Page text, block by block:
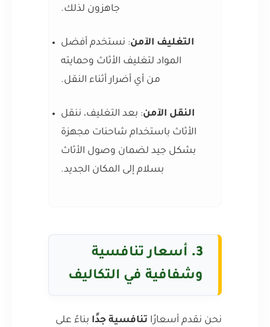
جاهزون لذلك.
التغليف الآمن: نستخدم أفضل
المواد لتغليف الأثاث وحمايته
من أي أضرار أثناء النقل.
النقل الآمن: بعد التغليف، ننقل
الأثاث باستخدام شاحنات مجهزة
بشكل جيد لضمان وصول الأثاث
بسلام إلى المكان الجديد.
3.
أسعار تنافسية
وشفافية في التكاليف
نحن نقدم أسعارًا تنافسية جدًا بناءً على